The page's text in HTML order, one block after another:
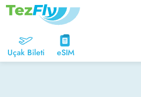
Uçak Bileti eSIM